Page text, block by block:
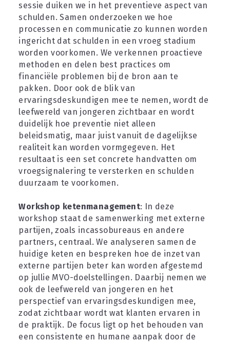
sessie duiken we in het preventieve aspect van
schulden. Samen onderzoeken we hoe
processen en communicatie zo kunnen worden
ingericht dat schulden in een vroeg stadium
worden voorkomen. We verkennen proactieve
methoden en delen best practices om
financiële problemen bij de bron aan te
pakken. Door ook de blik van
ervaringsdeskundigen mee te nemen, wordt de
leefwereld van jongeren zichtbaar en wordt
duidelijk hoe preventie niet alleen
beleidsmatig, maar juist vanuit de dagelijkse
realiteit kan worden vormgegeven. Het
resultaat is een set concrete handvatten om
vroegsignalering te versterken en schulden
duurzaam te voorkomen.
Workshop ketenmanagement: In deze
workshop staat de samenwerking met externe
partijen, zoals incassobureaus en andere
partners, centraal. We analyseren samen de
huidige keten en bespreken hoe de inzet van
externe partijen beter kan worden afgestemd
op jullie MVO-doelstellingen. Daarbij nemen we
ook de leefwereld van jongeren en het
perspectief van ervaringsdeskundigen mee,
zodat zichtbaar wordt wat klanten ervaren in
de praktijk. De focus ligt op het behouden van
een consistente en humane aanpak door de